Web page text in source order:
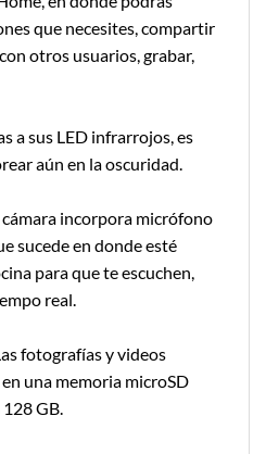
que necesites, compartir
otros usuarios, grabar,
a sus LED infrarrojos, es
aún en la oscuridad.
incorpora micrófono
sucede en donde esté
para que te escuchen,
real.
fotografías y videos
una memoria microSD
GB.